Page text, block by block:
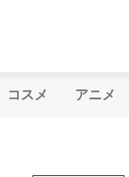
コスメ アニメ